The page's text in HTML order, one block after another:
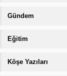
Gündem
Eğitim
Köşe Yazıları